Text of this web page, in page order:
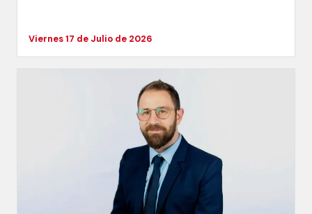
Viernes 17 de Julio de 2026